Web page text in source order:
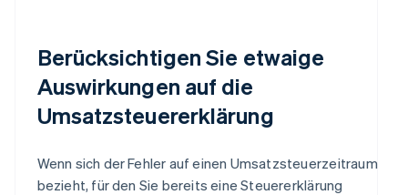
Berücksichtigen Sie etwaige
Auswirkungen auf die
Umsatzsteuererklärung
Wenn sich der Fehler auf einen Umsatzsteuerzeitraum
bezieht, für den Sie bereits eine Steuererklärung